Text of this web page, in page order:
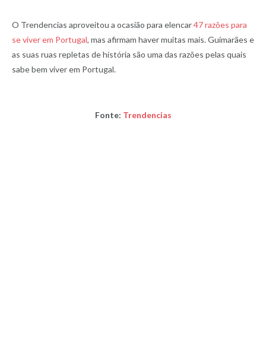
O Trendencias aproveitou a ocasião para elencar47 razões para
se viver em Portugal, mas afirmam haver muitas mais. Guimarães e
as suas ruas repletas de história são uma das razões pelas quais
sabe bem viver em Portugal.
Fonte: Trendencias